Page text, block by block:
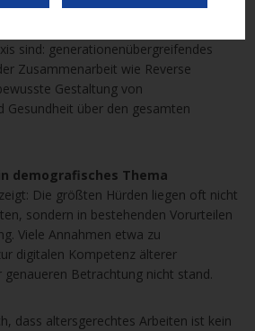
unter anderem mit Vertreter:innen der
sind: generationenübergreifendes
Zusammenarbeit wie Reverse
Gestaltung von
Gesundheit über den gesamten
demografisches Thema
Die größten Hürden liegen oft nicht
sondern in bestehenden Vorurteilen
Viele Annahmen etwa zu
digitalen Kompetenz älterer
Betrachtung nicht stand.
dass altersgerechtes Arbeiten ist kein